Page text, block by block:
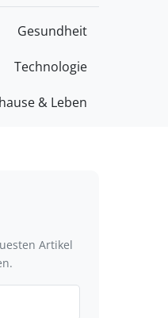
Gesundheit
Technologie
& Leben
Artikel